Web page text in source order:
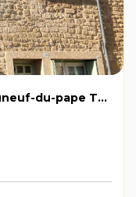
A LOUER Appartement Châteauneuf-du-pape T2 Bis +/- 40 m2